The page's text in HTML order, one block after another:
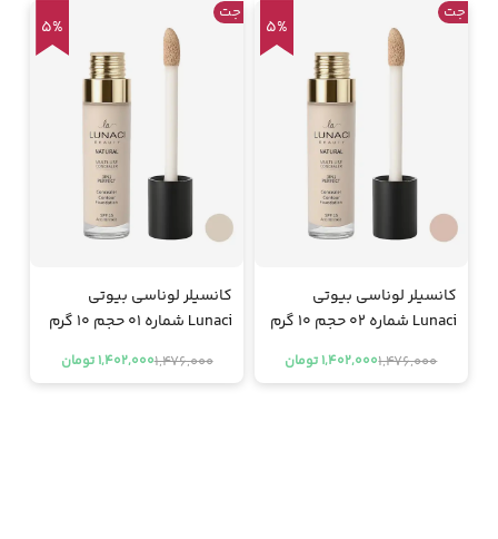
جت
5%
کانسیلر لوناسی بیوتی
Lunaci شماره 02 حجم 10 گرم
1,476,0001,402,000 تومان
جت
5%
کانسیلر لوناسی بیوتی
Lunaci شماره 01 حجم 10 گرم
1,476,0001,402,000 تومان